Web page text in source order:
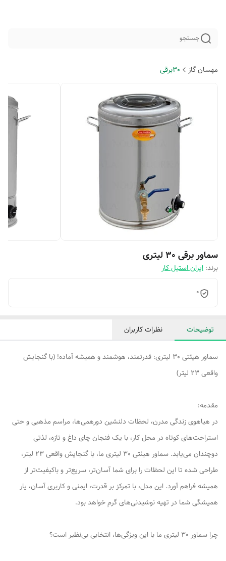
جستجو
مهسان گاز 30برقی
سماور برقی 30 لیتری
برند: ایران استیل کار
0
توضیحات نظرات کاربران
سماور هیئتی 30 لیتری: قدرتمند، هوشمند و همیشه آماده! (با گنجایش
واقعی 23 لیتر)
مقدمه:
در هیاهوی زندگی مدرن، لحظات دلنشین دورهمی‌ها، مراسم مذهبی و حتی
استراحت‌های کوتاه در محل کار، با یک فنجان چای داغ و تازه، لذتی
دوچندان می‌یابد. سماور هیئتی 30 لیتری ما، با گنجایش واقعی 23 لیتر،
طراحی شده تا این لحظات را برای شما آسان‌تر، سریع‌تر و باکیفیت‌تر از
همیشه فراهم آورد. این مدل، با تمرکز بر قدرت، ایمنی و کاربری آسان، یار
همیشگی شما در تهیه نوشیدنی‌های گرم خواهد بود.
چرا سماور 30 لیتری ما با این ویژگی‌ها، انتخابی بی‌نظیر است؟